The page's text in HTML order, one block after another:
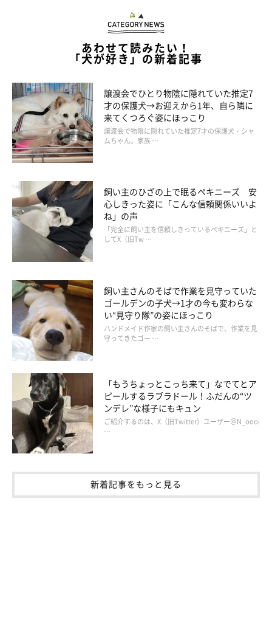
あわせて読みたい！
「犬が好き」の新着記事
譲渡会でひとり物陰に隠れていた推定7
才の保護犬→お迎えから1年、自ら隣に
来てくつろぐ姿にほっこり
譲渡会で物陰に隠れていた推定7才の保護犬・シャ
ムちゃん。家族 …
飼い主のひざの上で眠るペキニーズ 安
心しきった姿に「こんな信頼関係いいよ
ね」の声
「完全に飼い主を信頼しきっているペキニーズ」と
してX（旧Tw …
飼い主さんのそばで作業を見守っていた
ゴールデンの子犬→1才の今も変わらな
い“見守り隊”の姿にほっこり
ハンドメイド作家の飼い主さんのそばで、作業を見
守ってきたゴー …
「もうちょっとこっち来て」なでてとア
ピールするラブラドール！ふだんの“ツ
ンデレ”な様子にもキュン
ご紹介するのは、X（旧Twitter）ユーザー＠N_oooi
…
新着記事をもっと見る